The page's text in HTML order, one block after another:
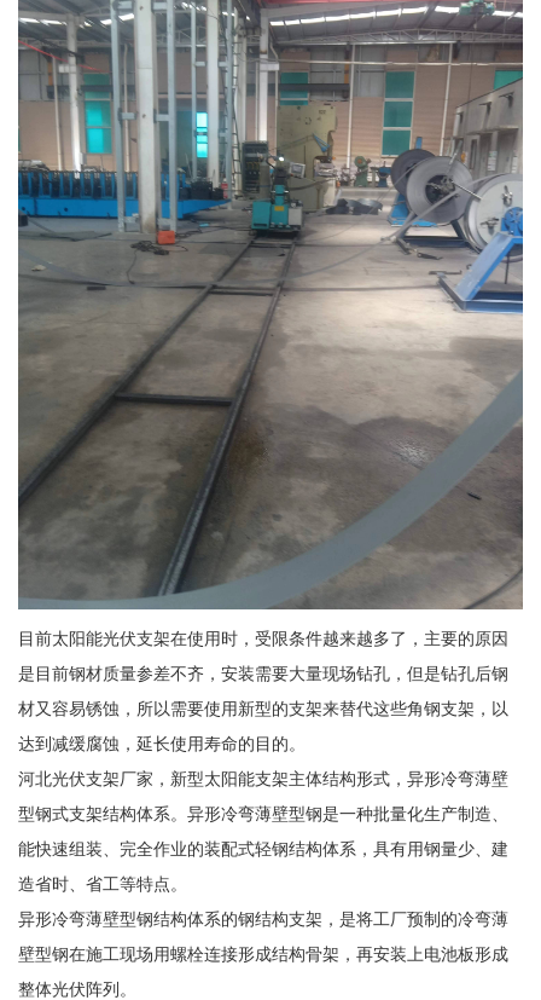
目前太阳能光伏支架在使用时，受限条件越来越多了，主要的原因
是目前钢材质量参差不齐，安装需要大量现场钻孔，但是钻孔后钢
材又容易锈蚀，所以需要使用新型的支架来替代这些角钢支架，以
达到减缓腐蚀，延长使用寿命的目的。
河北光伏支架厂家，新型太阳能支架主体结构形式，异形冷弯薄壁
型钢式支架结构体系。异形冷弯薄壁型钢是一种批量化生产制造、
能快速组装、完全作业的装配式轻钢结构体系，具有用钢量少、建
造省时、省工等特点。
异形冷弯薄壁型钢结构体系的钢结构支架，是将工厂预制的冷弯薄
壁型钢在施工现场用螺栓连接形成结构骨架，再安装上电池板形成
整体光伏阵列。